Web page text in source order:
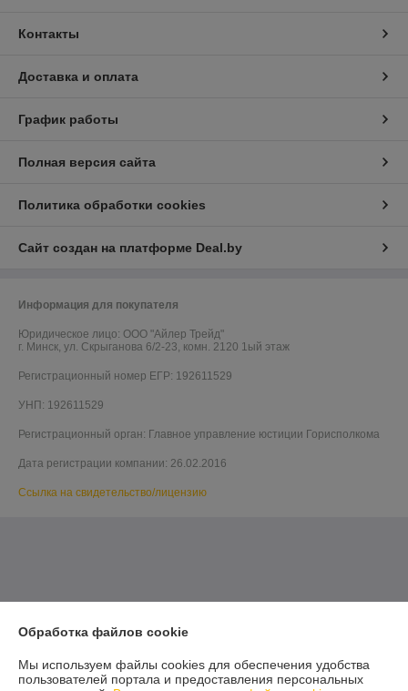
Контакты
Доставка и оплата
График работы
Полная версия сайта
Политика обработки cookies
Сайт создан на платформе Deal.by
Информация для покупателя
Юридическое лицо: ООО "Айлер Трейд"
г. Минск, ул. Скрыганова 6/2-23, комн. 2120 1ый этаж
Регистрационный номер ЕГР: 192611529
УНП: 192611529
Регистрационный орган: Главное управление юстиции Горисполкома
Дата регистрации компании: 26.02.2016
Ссылка на свидетельство/лицензию
Обработка файлов cookie
Мы используем файлы cookies для обеспечения удобства
пользователей портала и предоставления персональных